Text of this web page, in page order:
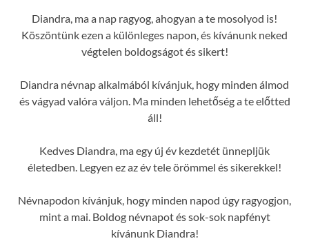
Diandra, ma a nap ragyog, ahogyan a te mosolyod is!
Köszöntünk ezen a különleges napon, és kívánunk neked
végtelen boldogságot és sikert!
Diandra névnap alkalmából kívánjuk, hogy minden álmod
és vágyad valóra váljon. Ma minden lehetőség a te előtted
áll!
Kedves Diandra, ma egy új év kezdetét ünnepljük
életedben. Legyen ez az év tele örömmel és sikerekkel!
Névnapodon kívánjuk, hogy minden napod úgy ragyogjon,
mint a mai. Boldog névnapot és sok-sok napfényt
kívánunk Diandra!